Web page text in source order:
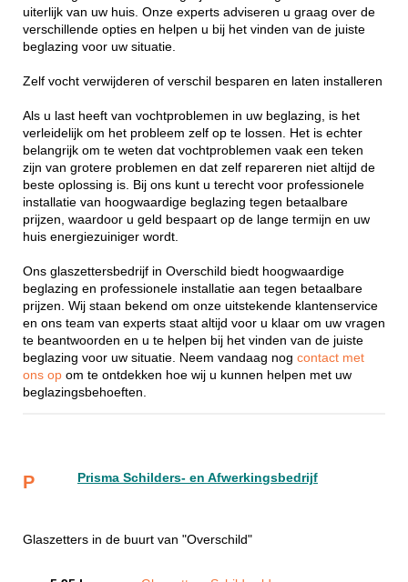
uiterlijk van uw huis. Onze experts adviseren u graag over de
verschillende opties en helpen u bij het vinden van de juiste
beglazing voor uw situatie.
Zelf vocht verwijderen of verschil besparen en laten installeren
Als u last heeft van vochtproblemen in uw beglazing, is het
verleidelijk om het probleem zelf op te lossen. Het is echter
belangrijk om te weten dat vochtproblemen vaak een teken
zijn van grotere problemen en dat zelf repareren niet altijd de
beste oplossing is. Bij ons kunt u terecht voor professionele
installatie van hoogwaardige beglazing tegen betaalbare
prijzen, waardoor u geld bespaart op de lange termijn en uw
huis energiezuiniger wordt.
Ons glaszettersbedrijf in Overschild biedt hoogwaardige
beglazing en professionele installatie aan tegen betaalbare
prijzen. Wij staan bekend om onze uitstekende klantenservice
en ons team van experts staat altijd voor u klaar om uw vragen
te beantwoorden en u te helpen bij het vinden van de juiste
beglazing voor uw situatie. Neem vandaag nog contact met
ons op om te ontdekken hoe wij u kunnen helpen met uw
beglazingsbehoeften.
P Prisma Schilders- en Afwerkingsbedrijf
Glaszetters in de buurt van "Overschild"